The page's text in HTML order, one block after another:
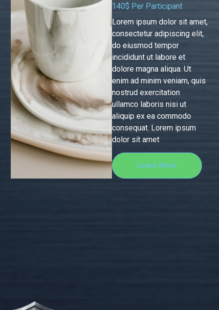
140$ Per Participant
Lorem ipsum dolor sit amet,
consectetur adipiscing elit,
do eiusmod tempor
incididunt ut labore et
dolore magna aliqua. Ut
enim ad minim veniam, quis
nostrud exercitation
ullamco laboris nisi ut
aliquip ex ea commodo
consequat. Lorem ipsum
dolor sit amet
Learn More